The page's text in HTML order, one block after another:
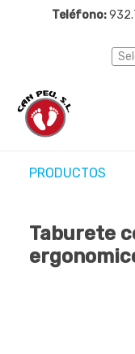
Teléfono:
PRODUCTOS
Taburete